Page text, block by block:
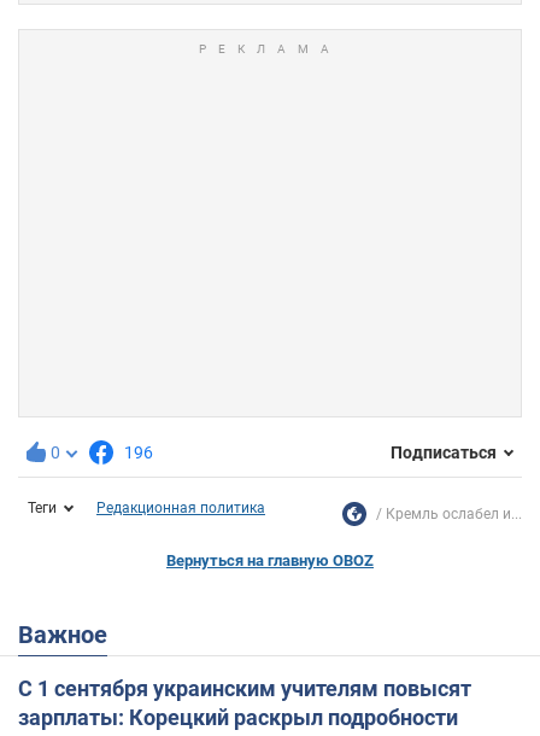
0 196 Подписаться
Теги Редакционная политика Кремль ослабел и...
Вернуться на главную OBOZ
Важное
С 1 сентября украинским учителям повысят
зарплаты: Корецкий раскрыл подробности